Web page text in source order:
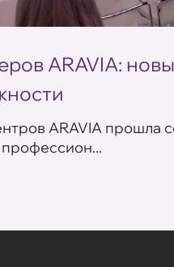
ARAVIA:
ARAVIA прошла